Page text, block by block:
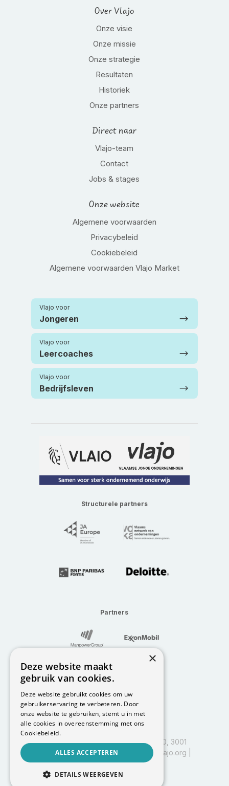
Over Vlajo
Onze visie
Onze missie
Onze strategie
Resultaten
Historiek
Onze partners
Direct naar
Vlajo-team
Contact
Jobs & stages
Onze website
Algemene voorwaarden
Privacybeleid
Cookiebeleid
Algemene voorwaarden Vlajo Market
Vlajo voor
Jongeren
Vlajo voor
Leercoaches
Vlajo voor
Bedrijfsleven
Structurele partners
Partners
I&I Leuven, Vlajo vzw, Kapeldreef 60, 3001
Heverlee | BE0458.597.885 |
info@vlajo.org
016 29 84 01
Powered by
×
Deze website maakt
gebruik van cookies.
Deze website gebruikt cookies om uw
gebruikerservaring te verbeteren. Door
onze website te gebruiken, stemt u in met
alle cookies in overeenstemming met ons
Cookiebeleid.
ALLES ACCEPTEREN
DETAILS WEERGEVEN